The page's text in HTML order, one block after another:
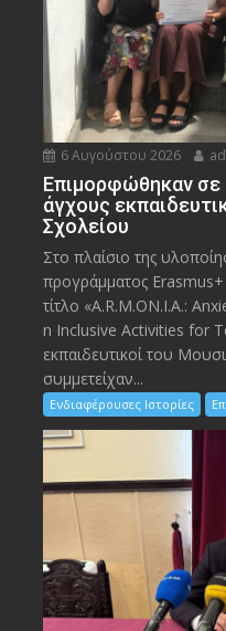
6 Αυγούστου 2026
Eπιμορφώθηκαν σε
άγχους
Σχολείου
Στο πλαίσιο της
προγράμματος
τίτλο «A.R.M.ON.I.A.:
n Inclusive Activities for
εκπαιδευτικοί του
συμμετείχαν...
Ενδιαφέρουσες Ιστορίες